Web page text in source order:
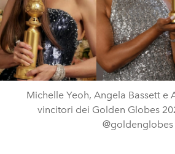
Michelle Yeoh, Angela Bassett e
vincitori dei Golden Globes
@goldenglobes